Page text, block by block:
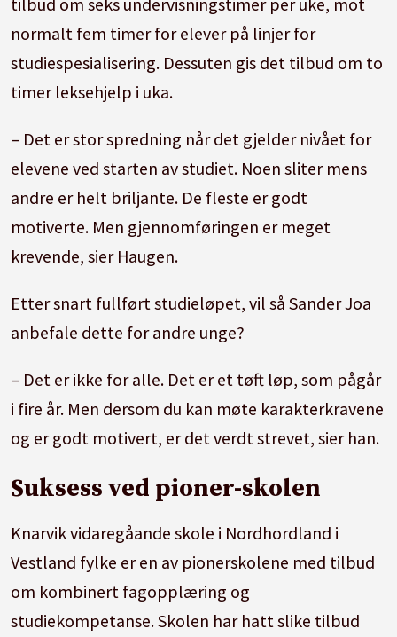
normalt fem timer for elever på linjer for
studiespesialisering. Dessuten gis det tilbud om to
timer leksehjelp i uka.
– Det er stor spredning når det gjelder nivået for
elevene ved starten av studiet. Noen sliter mens
andre er helt briljante. De fleste er godt
motiverte. Men gjennomføringen er meget
krevende, sier Haugen.
Etter snart fullført studieløpet, vil så Sander Joa
anbefale dette for andre unge?
– Det er ikke for alle. Det er et tøft løp, som pågår
i fire år. Men dersom du kan møte karakterkravene
og er godt motivert, er det verdt strevet, sier han.
Suksess ved pioner-skolen
Knarvik vidaregåande skole i Nordhordland i
Vestland fylke er en av pionerskolene med tilbud
om kombinert fagopplæring og
studiekompetanse. Skolen har hatt slike tilbud